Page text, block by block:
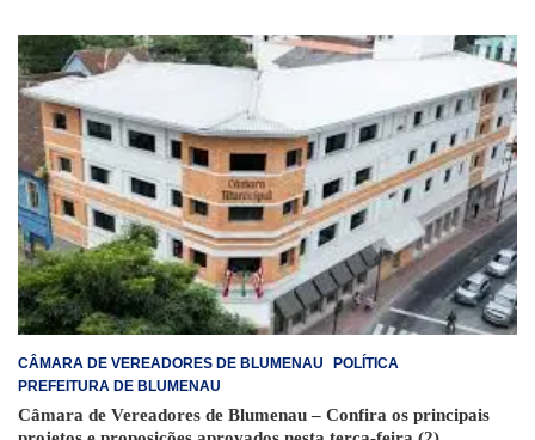
CÂMARA DE VEREADORES DE BLUMENAU
POLÍTICA
PREFEITURA DE BLUMENAU
Câmara de Vereadores de Blumenau – Confira os principais